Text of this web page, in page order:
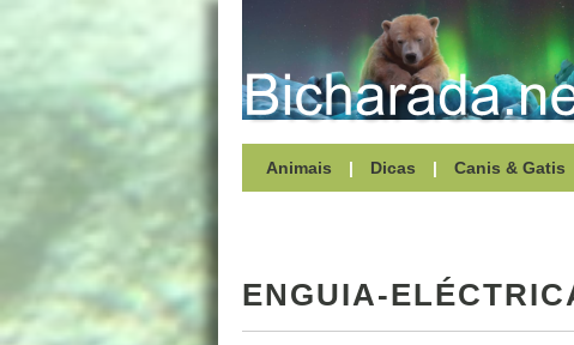
Animais | Dicas | Canis & Gatis
ENGUIA-